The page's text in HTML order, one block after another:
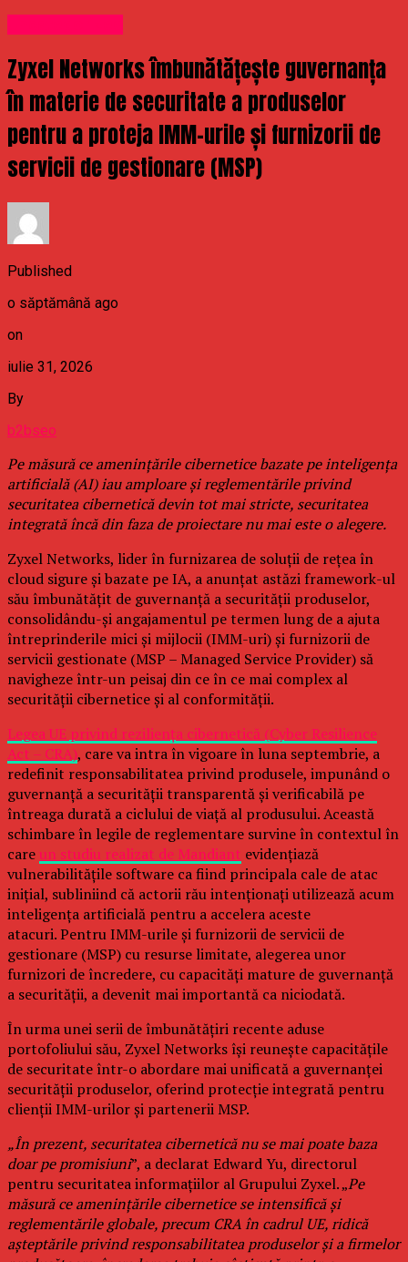
Zyxel Networks îmbunătățește guvernanța
în materie de securitate a produselor
pentru a proteja IMM-urile și furnizorii de
servicii de gestionare (MSP)
Published
o săptămână ago
on
iulie 31, 2026
By
b2bseo
Pe măsură ce amenințările cibernetice bazate pe inteligența
artificială (AI) iau amploare și reglementările privind
securitatea cibernetică devin tot mai stricte, securitatea
integrată încă din faza de proiectare nu mai este o alegere.
Zyxel Networks, lider în furnizarea de soluții de rețea în
cloud sigure și bazate pe IA, a anunțat astăzi framework-ul
său îmbunătățit de guvernanță a securității produselor,
consolidându-și angajamentul pe termen lung de a ajuta
întreprinderile mici și mijlocii (IMM-uri) și furnizorii de
servicii gestionate (MSP – Managed Service Provider) să
navigheze într-un peisaj din ce în ce mai complex al
securității cibernetice și al conformității.
Legea UE privind reziliența cibernetică (Cyber Resilience
Act – CRA), care va intra în vigoare în luna septembrie, a
redefinit responsabilitatea privind produsele, impunând o
guvernanță a securității transparentă și verificabilă pe
întreaga durată a ciclului de viață al produsului. Această
schimbare în legile de reglementare survine în contextul în
careun studiu realizat de Mandiant evidențiază
vulnerabilitățile software ca fiind principala cale de atac
inițial, subliniind că actorii rău intenționați utilizează acum
inteligența artificială pentru a accelera aceste
atacuri. Pentru IMM-urile și furnizorii de servicii de
gestionare (MSP) cu resurse limitate, alegerea unor
furnizori de încredere, cu capacități mature de guvernanță
a securității, a devenit mai importantă ca niciodată.
În urma unei serii de îmbunătățiri recente aduse
portofoliului său, Zyxel Networks își reunește capacitățile
de securitate într-o abordare mai unificată a guvernanței
securității produselor, oferind protecție integrată pentru
clienții IMM-urilor și partenerii MSP.
„În prezent, securitatea cibernetică nu se mai poate baza
doar pe promisiuni”, a declarat Edward Yu, directorul
pentru securitatea informațiilor al Grupului Zyxel. „Pe
măsură ce amenințările cibernetice se intensifică și
reglementările globale, precum CRA în cadrul UE, ridică
așteptările privind responsabilitatea produselor și a firmelor